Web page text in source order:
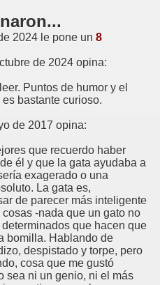
2024 le pone un 8
de 2024 opina:
Puntos de humor y el
bastante curioso.
de 2017 opina:
que recuerdo haber
él y que la gata ayudaba a
exagerado o una
La gata es,
de parecer más inteligente
-nada que un gato no
que hacen que
bomilla. Hablando de
despistado y torpe, pero
cosa que me gustó
sea ni un genio, ni el más